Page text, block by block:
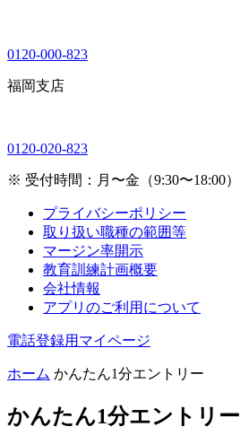
0120-000-823
福岡支店
0120-020-823
※ 受付時間：月〜金（9:30〜18:00）
プライバシーポリシー
取り扱い職種の範囲等
マージン率開示
教育訓練計画概要
会社情報
アプリのご利用について
電話登録用マイページ
ホーム かんたん1分エントリー
かんたん1分エントリー